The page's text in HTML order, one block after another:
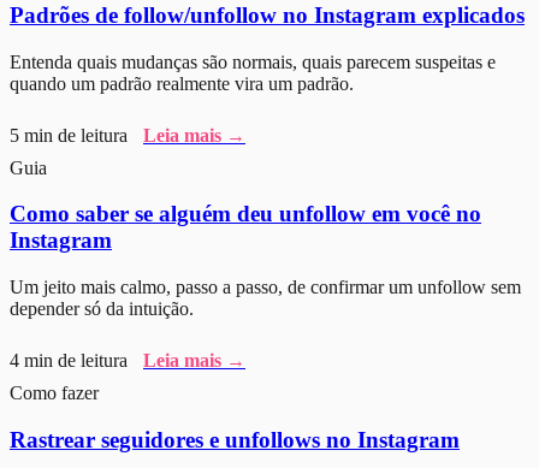
Padrões de follow/unfollow no Instagram explicados
Entenda quais mudanças são normais, quais parecem suspeitas e
quando um padrão realmente vira um padrão.
5 min de leitura
Leia mais →
Guia
Como saber se alguém deu unfollow em você no
Instagram
Um jeito mais calmo, passo a passo, de confirmar um unfollow sem
depender só da intuição.
4 min de leitura
Leia mais →
Como fazer
Rastrear seguidores e unfollows no Instagram